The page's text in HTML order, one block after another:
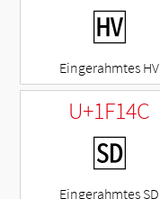
🅊
Eingerahmtes HV
U+1F14C
🅌
Eingerahmtes SD